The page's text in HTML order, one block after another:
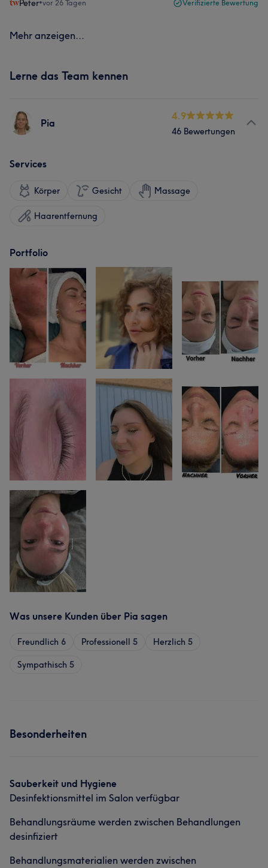
Peter•vor 26 Tagen Verifizierte Bewertung
Mehr anzeigen...
Lerne das Team kennen
Pia
4.9
46 Bewertungen
Services
Körper Gesicht Massage
Haarentfernung
Portfolio
Was unsere Kunden über Pia sagen
Freundlich 6 Professionell 5 Herzlich 5
Sympathisch 5
Besonderheiten
Sauberkeit und Hygiene
Desinfektionsmittel im Salon verfügbar
Behandlungsräume werden zwischen Behandlungen
desinfiziert
Behandlungsmaterialien werden zwischen